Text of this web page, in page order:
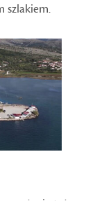
szlakiem.